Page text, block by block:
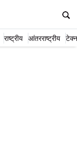
राष्ट्रीय आंतरराष्ट्रीय